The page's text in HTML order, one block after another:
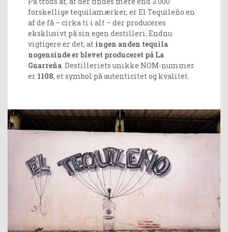
forskellige tequilamærker, er El Tequileño en
af de få – cirka ti i alt – der produceres
eksklusivt på sin egen destilleri. Endnu
vigtigere er det, at ingen anden tequila
nogensinde er blevet produceret på La
Guarreña . Destilleriets unikke NOM-nummer
er 1108, et symbol på autenticitet og kvalitet.